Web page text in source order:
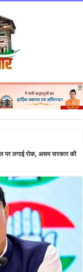
के लिए संगठन को धार देने की
पर लगाई रोक, असम सरकार की